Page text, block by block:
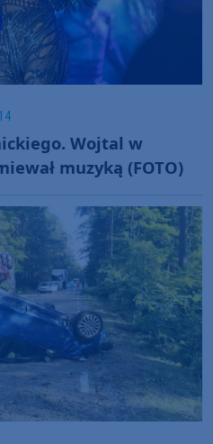
Wojtal w
muzyką (FOTO)